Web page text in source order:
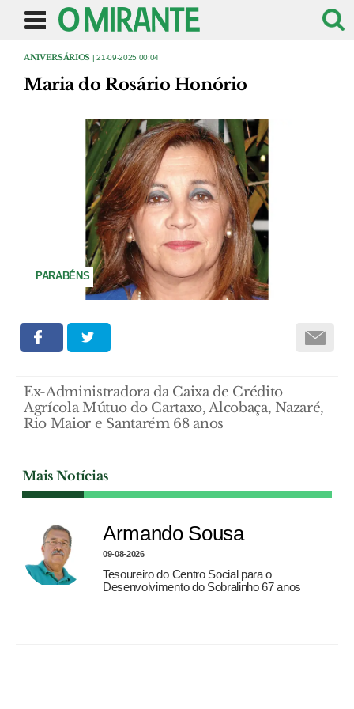
ANIVERSÁRIOS | 21-09-2025 00:04
Maria do Rosário Honório
PARABÉNS
Ex-Administradora da Caixa de Crédito
Agrícola Mútuo do Cartaxo, Alcobaça, Nazaré,
Rio Maior e Santarém 68 anos
Mais Notícias
Armando Sousa
09-08-2026
Tesoureiro do Centro Social para o
Desenvolvimento do Sobralinho 67 anos